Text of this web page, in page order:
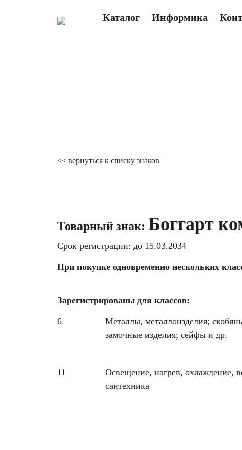
Каталог Информика
<< вернуться к списку знаков
Товарный знак: Боггарт
Срок регистрации: до 15.03.2034
При покупке одновременно нескольких
Зарегистрированы для классов:
6
Металлы, металлоизделия;
замочные изделия; сейфы и др.
11
Освещение, нагрев, охлаждение,
сантехника